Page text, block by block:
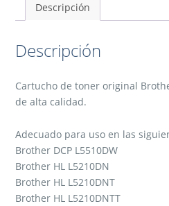
Descripción
Descripción
Cartucho de toner original
de alta calidad.
Adecuado para uso en las
Brother DCP L5510DW
Brother HL L5210DN
Brother HL L5210DNT
Brother HL L5210DNTT